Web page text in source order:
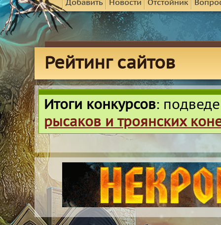
Добавить Новости Отстойник
Рейтинг сайтов
Итоги конкурсов:
рысаков и троянских